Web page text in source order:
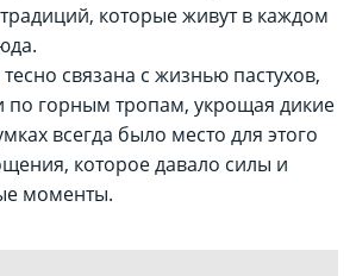
которые живут в каждом
связана с жизнью пастухов,
по горным тропам, укрощая дикие
всегда было место для этого
которое давало силы и
моменты.